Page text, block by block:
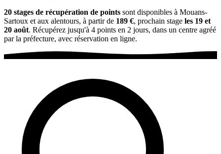
20 stages de récupération de points sont disponibles à Mouans-
Sartoux et aux alentours, à partir de 189 €, prochain stage les 19 et
20 août. Récupérez jusqu'à 4 points en 2 jours, dans un centre agréé
par la préfecture, avec réservation en ligne.